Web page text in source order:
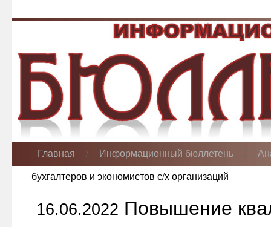
Главная / Информационный бюллетень /
бухгалтеров и экономистов с/х организаций
16.06.2022 Повышение